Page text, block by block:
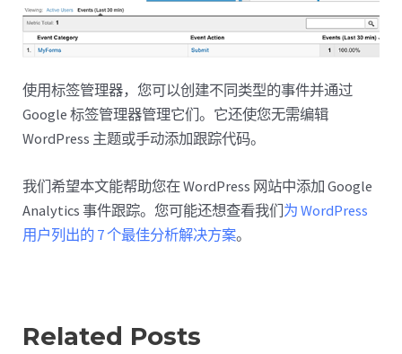
使用标签管理器，您可以创建不同类型的事件并通过
Google 标签管理器管理它们。它还使您无需编辑
WordPress 主题或手动添加跟踪代码。
我们希望本文能帮助您在 WordPress 网站中添加 Google
Analytics 事件跟踪。您可能还想查看我们为 WordPress
用户列出的 7 个最佳分析解决方案。
Related Posts